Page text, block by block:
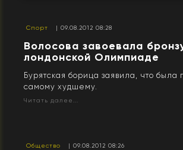
Спорт | 09.08.2012 08:28
Волосова завоевала
лондонской Олимпиаде
Бурятская борица заявила, что была
самому худшему.
Читать далее...
Общество | 09.08.2012 08:26